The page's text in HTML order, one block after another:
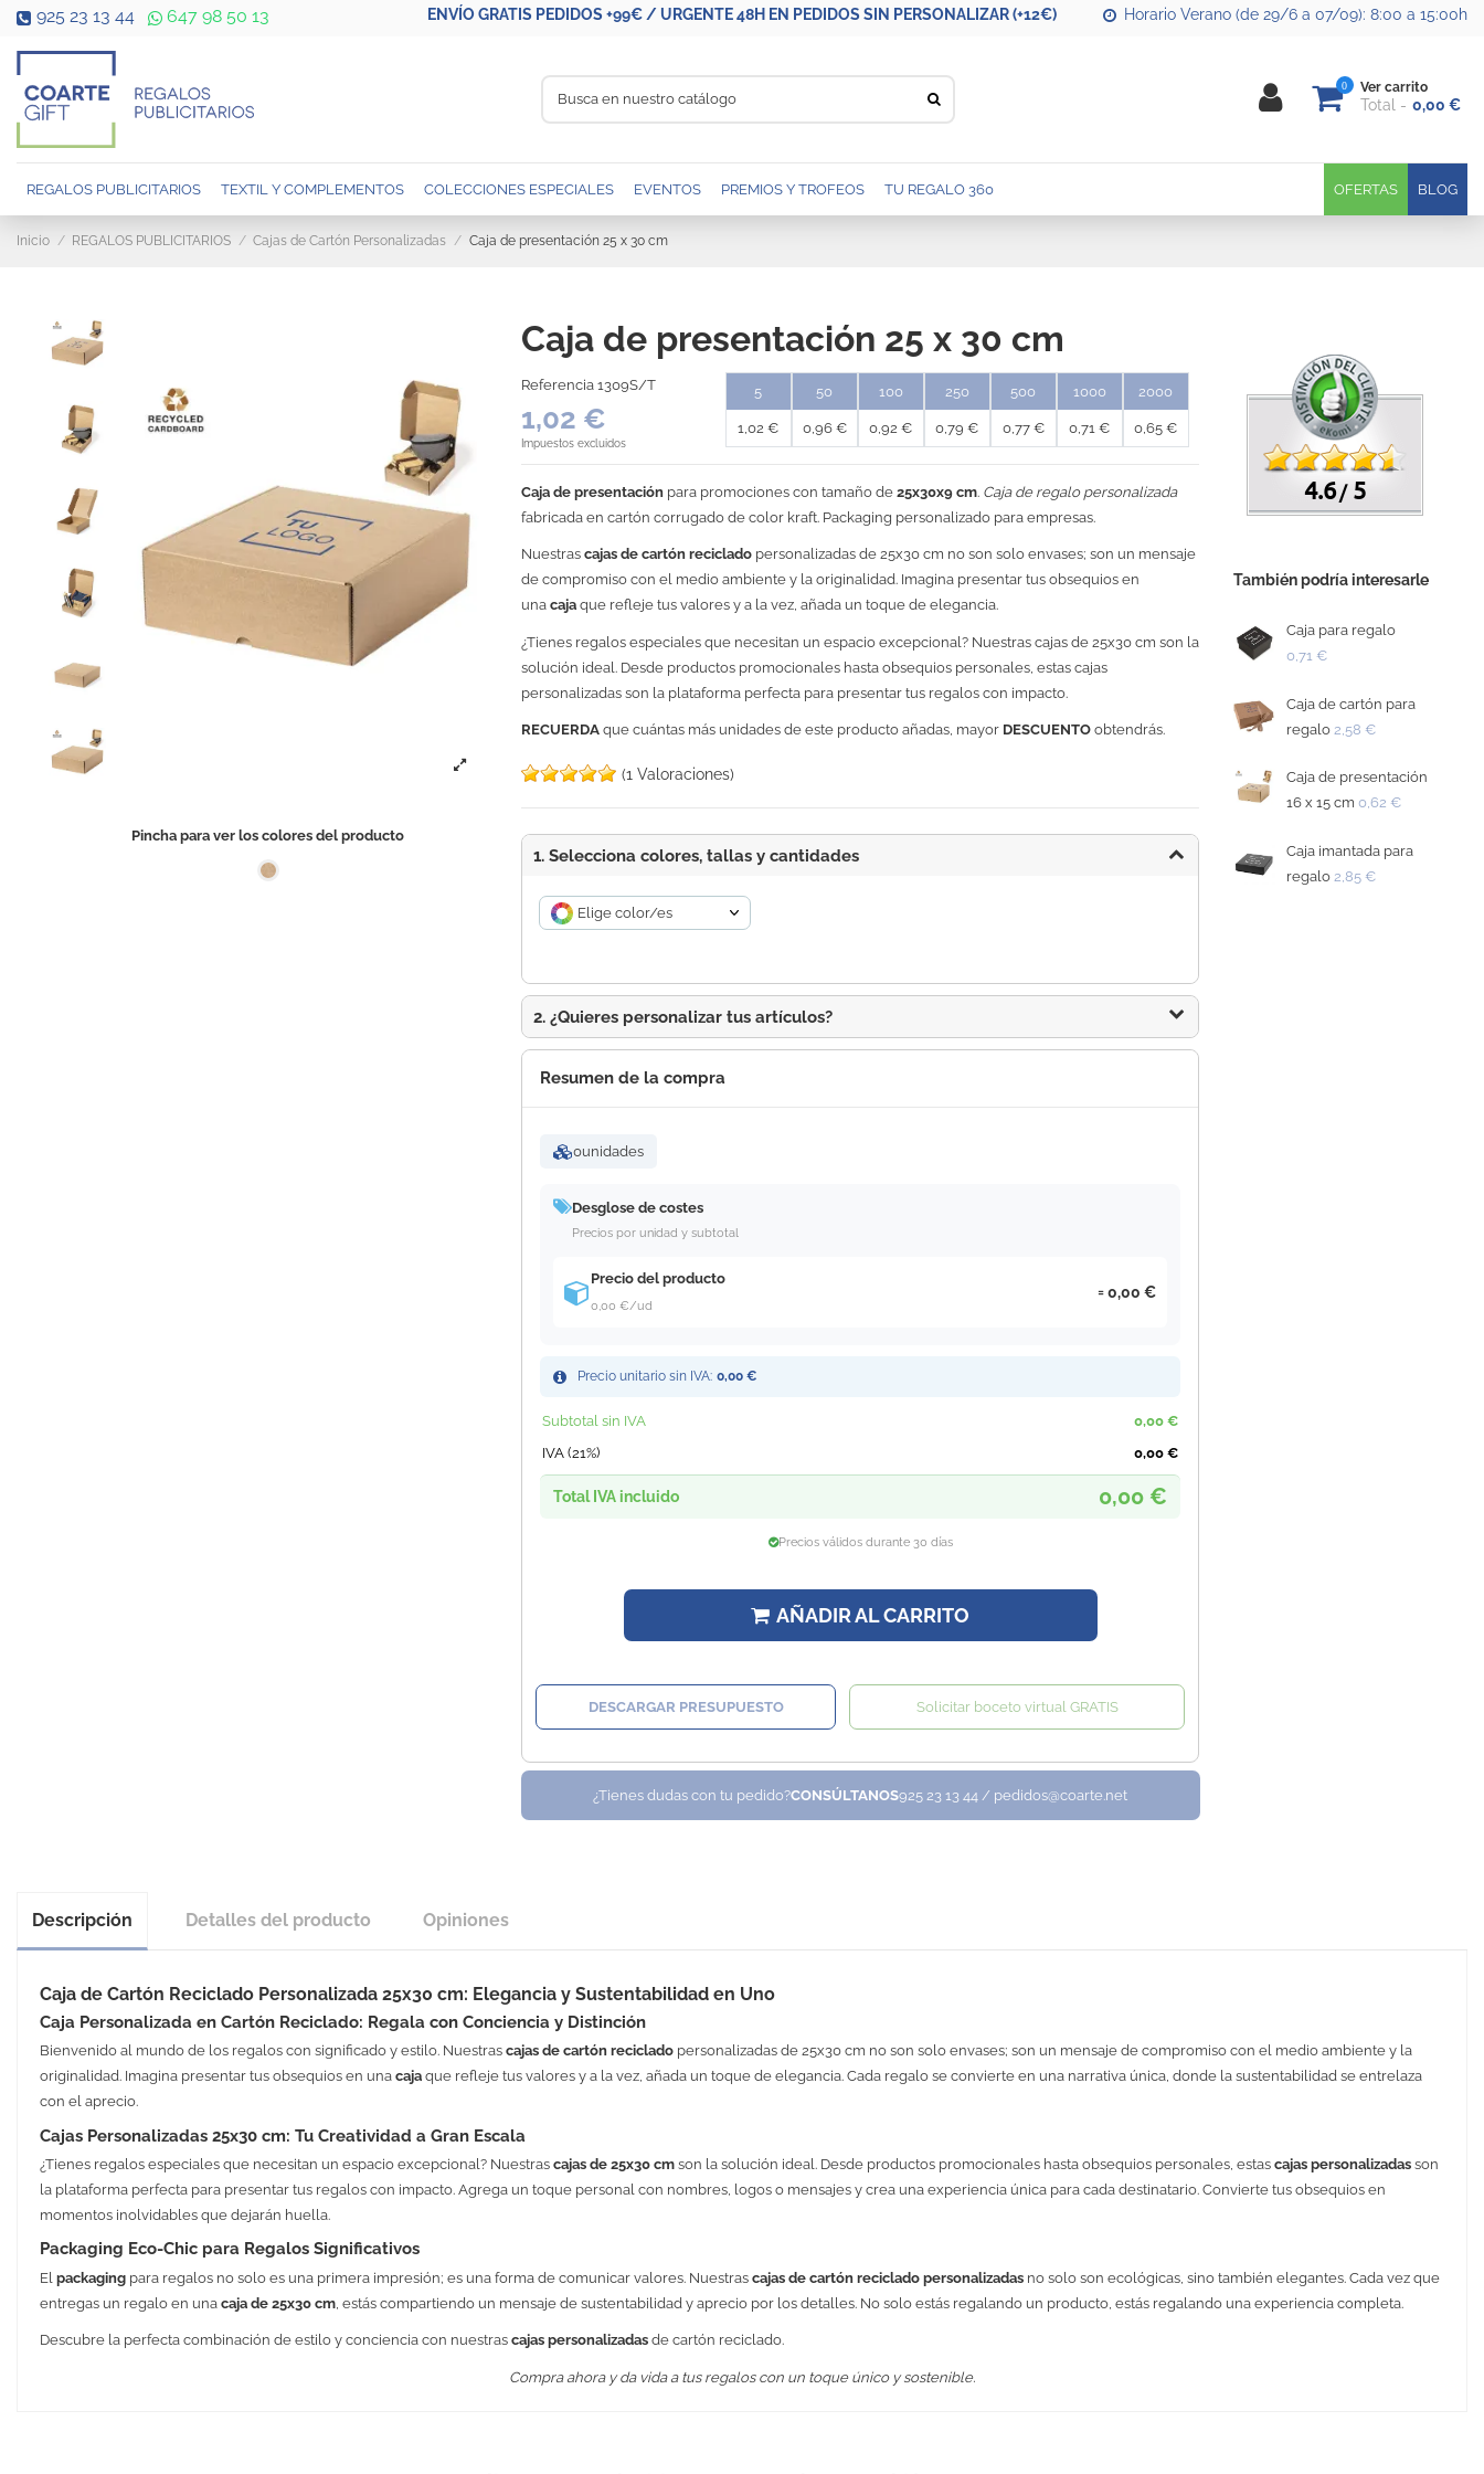
925 23 13 44 647 98 50 13 ENVÍO GRATIS PEDIDOS +99€ / URGENTE 48H EN PEDIDOS SIN PERSONALIZAR (+12€) Horario Verano (de 29/6 a 07/09): 8:00 a 15:00h
0 Ver carrito
Total 0,00 €
REGALOS PUBLICITARIOS TEXTIL Y COMPLEMENTOS COLECCIONES ESPECIALES EVENTOS PREMIOS Y TROFEOS BLOG
TU REGALO 360 OFERTAS
Inicio REGALOS PUBLICITARIOS Cajas de Cartón Personalizadas Caja de presentación 25 x 30 cm
Pincha para ver los colores del producto
Caja de presentación 25 x 30 cm
Referencia 1309S/T
1,02 €
Impuestos excluidos
5
1,02 €
50
0,96 €
100
0,92 €
250
0,79 €
500
0,77 €
1000
0,71 €
2000
0,65 €
Caja de presentación para promociones con tamaño de25x30x9 cm. Caja de regalo personalizada
fabricada en cartón corrugado de color kraft. Packaging personalizado para empresas.
Nuestrascajas de cartón reciclado personalizadas de 25x30 cm no son solo envases; son un mensaje
de compromiso con el medio ambiente y la originalidad. Imagina presentar tus obsequios en
unacaja que refleje tus valores y a la vez, añada un toque de elegancia.
¿Tienes regalos especiales que necesitan un espacio excepcional? Nuestras cajas de 25x30 cm son la
solución ideal. Desde productos promocionales hasta obsequios personales, estas cajas
personalizadas son la plataforma perfecta para presentar tus regalos con impacto.
RECUERDAque cuántas más unidades de este producto añadas, mayor DESCUENTO obtendrás.
(1 Valoraciones)
1. Selecciona colores, tallas y cantidades
Elige color/es
2. ¿Quieres personalizar tus artículos?
Resumen de la compra
0unidades
Desglose de costes
Precios por unidad y subtotal
Precio del producto
0,00 €/ud
0,00 €
Precio unitario sin IVA: 0,00 €
Subtotal sin IVA
0,00 €
IVA (21%)
0,00 €
Total IVA incluido 0,00 €
Precios válidos durante 30 días
AÑADIR AL CARRITO
DESCARGAR PRESUPUESTO Solicitar boceto virtual GRATIS
¿Tienes dudas con tu pedido?CONSÚLTANOS925 23 13 44 / pedidos@coarte.net
4.6 /5
También podría interesarle
Caja para regalo
0,71 €
Caja de cartón para
regalo 2,58 €
Caja de presentación
16 x 15 cm 0,62 €
Caja imantada para
regalo 2,85 €
Descripción Detalles del producto Opiniones
Caja de Cartón Reciclado Personalizada 25x30 cm: Elegancia y Sustentabilidad en Uno
Caja Personalizada en Cartón Reciclado: Regala con Conciencia y Distinción
Bienvenido al mundo de los regalos con significado y estilo. Nuestras cajas de cartón recicladopersonalizadas de 25x30 cm no son solo envases; son un mensaje de compromiso con el medio ambiente y la
originalidad. Imagina presentar tus obsequios en una cajaque refleje tus valores y a la vez, añada un toque de elegancia. Cada regalo se convierte en una narrativa única, donde la sustentabilidad se entrelaza
con el aprecio.
Cajas Personalizadas 25x30 cm: Tu Creatividad a Gran Escala
¿Tienes regalos especiales que necesitan un espacio excepcional? Nuestras cajas de 25x30 cmson la solución ideal. Desde productos promocionales hasta obsequios personales, estascajas personalizadasson
la plataforma perfecta para presentar tus regalos con impacto. Agrega un toque personal con nombres, logos o mensajes y crea una experiencia única para cada destinatario. Convierte tus obsequios en
momentos inolvidables que dejarán huella.
Packaging Eco-Chic para Regalos Significativos
El packagingpara regalos no solo es una primera impresión; es una forma de comunicar valores. Nuestras cajas de cartón reciclado personalizadasno solo son ecológicas, sino también elegantes. Cada vez que
entregas un regalo en una caja de 25x30 cm, estás compartiendo un mensaje de sustentabilidad y aprecio por los detalles. No solo estás regalando un producto, estás regalando una experiencia completa.
Descubre la perfecta combinación de estilo y conciencia con nuestras cajas personalizadasde cartón reciclado.
Compra ahora y da vida a tus regalos con un toque único y sostenible.